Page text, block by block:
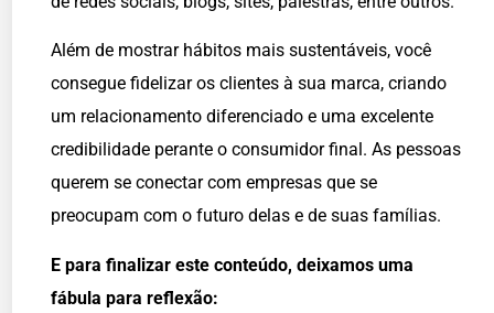
Além de mostrar hábitos mais sustentáveis, você
consegue fidelizar os clientes à sua marca, criando
um relacionamento diferenciado e uma excelente
credibilidade perante o consumidor final. As pessoas
querem se conectar com empresas que se
preocupam com o futuro delas e de suas famílias.
E para finalizar este conteúdo, deixamos uma
fábula para reflexão: